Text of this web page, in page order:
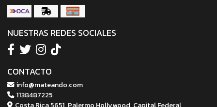
NUESTRAS REDES SOCIALES
CONTACTO
info@mateando.com
1138487225